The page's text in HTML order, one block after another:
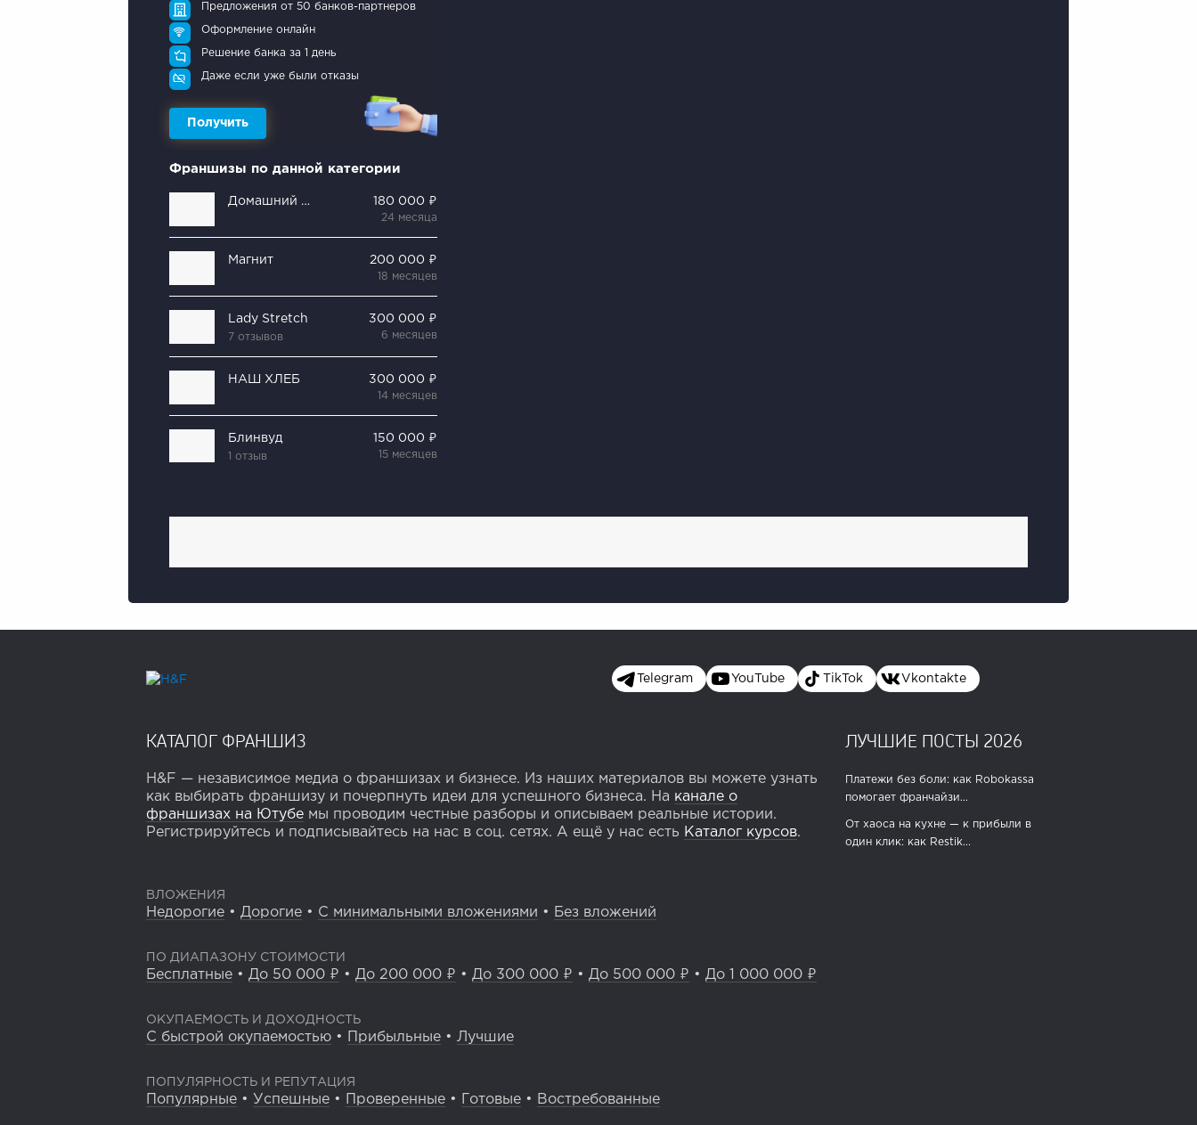
Предложения от 50 банков-партнеров
Оформление онлайн
Решение банка за 1 день
Даже если уже были отказы
Получить
Франшизы по данной категории
Домашний квас 180 000 ₽
24 месяца
Магнит 200 000 ₽
18 месяцев
Lady Stretch
7 отзывов
300 000 ₽
6 месяцев
НАШ ХЛЕБ 300 000 ₽
14 месяцев
Блинвуд
1 отзыв
150 000 ₽
15 месяцев
Telegram YouTube TikTok Vkontakte
КАТАЛОГ ФРАНШИЗ
H&F — независимое медиа о франшизах и бизнесе. Из наших материалов вы можете узнать
как выбирать франшизу и почерпнуть идеи для успешного бизнеса. На канале о
франшизах на Ютубе мы проводим честные разборы и описываем реальные истории.
Регистрируйтесь и подписывайтесь на нас в соц. сетях. А ещё у нас есть Каталог курсов.
ЛУЧШИЕ ПОСТЫ 2026
Платежи без боли: как Robokassa
помогает франчайзи...
От хаоса на кухне — к прибыли в
один клик: как Restik...
ВЛОЖЕНИЯ
Недорогие • Дорогие • С минимальными вложениями • Без вложений
ПО ДИАПАЗОНУ СТОИМОСТИ
Бесплатные • До 50 000 ₽ • До 200 000 ₽ • До 300 000 ₽ • До 500 000 ₽ • До 1 000 000 ₽
ОКУПАЕМОСТЬ И ДОХОДНОСТЬ
С быстрой окупаемостью • Прибыльные • Лучшие
ПОПУЛЯРНОСТЬ И РЕПУТАЦИЯ
Популярные • Успешные • Проверенные • Готовые • Востребованные